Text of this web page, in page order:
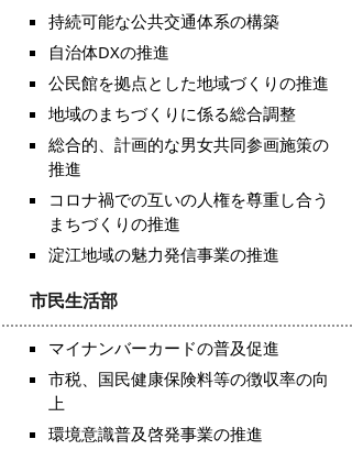
持続可能な公共交通体系の構築
自治体DXの推進
公民館を拠点とした地域づくりの推進
地域のまちづくりに係る総合調整
総合的、計画的な男女共同参画施策の
推進
コロナ禍での互いの人権を尊重し合う
まちづくりの推進
淀江地域の魅力発信事業の推進
市民生活部
マイナンバーカードの普及促進
市税、国民健康保険料等の徴収率の向
上
環境意識普及啓発事業の推進